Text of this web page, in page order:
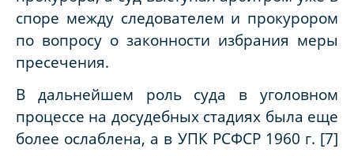
споре между следователем и прокурором
по вопросу о законности избрания меры
пресечения.
В дальнейшем роль суда в уголовном
процессе на досудебных стадиях была еще
более ослаблена, а в УПК РСФСР 1960 г. [7]